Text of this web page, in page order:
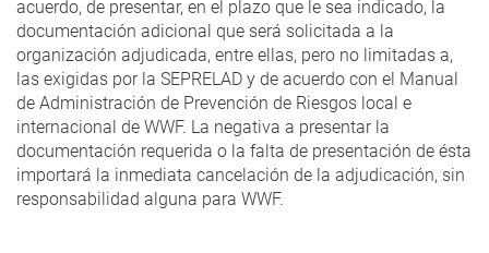
acuerdo, de presentar, en el plazo que le sea indicado, la
documentación adicional que será solicitada a la
organización adjudicada, entre ellas, pero no limitadas a,
las exigidas por la SEPRELAD y de acuerdo con el Manual
de Administración de Prevención de Riesgos local e
internacional de WWF. La negativa a presentar la
documentación requerida o la falta de presentación de ésta
importará la inmediata cancelación de la adjudicación, sin
responsabilidad alguna para WWF.